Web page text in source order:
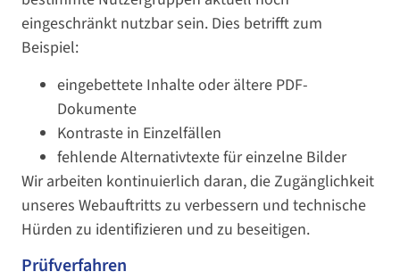
eingeschränkt nutzbar sein. Dies betrifft zum
Beispiel:
eingebettete Inhalte oder ältere PDF-
Dokumente
Kontraste in Einzelfällen
fehlende Alternativtexte für einzelne Bilder
Wir arbeiten kontinuierlich daran, die Zugänglichkeit
unseres Webauftritts zu verbessern und technische
Hürden zu identifizieren und zu beseitigen.
Prüfverfahren